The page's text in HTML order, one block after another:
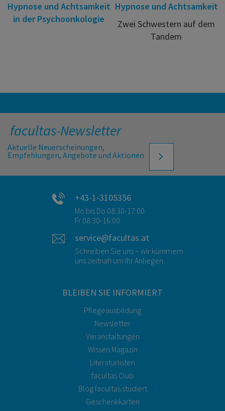
Hypnose und Achtsamkeit
in der Psychoonkologie
Hypnose und Achtsamkeit
Zwei Schwestern auf dem
Tandem
facultas-Newsletter
Aktuelle Neuerscheinungen,
Empfehlungen, Angebote und Aktionen
+43-1-3105356
Mo bis Do 08:30-17:00
Fr 08:30-16:00
service@facultas.at
Schreiben Sie uns – wir kümmern
uns zeitnah um Ihr Anliegen.
BLEIBEN SIE INFORMIERT
Pflegeausbildung
Newsletter
Veranstaltungen
Wissen Magazin
Literaturlisten
facultas Club
Blog facultas.studiert
Geschenkkarten